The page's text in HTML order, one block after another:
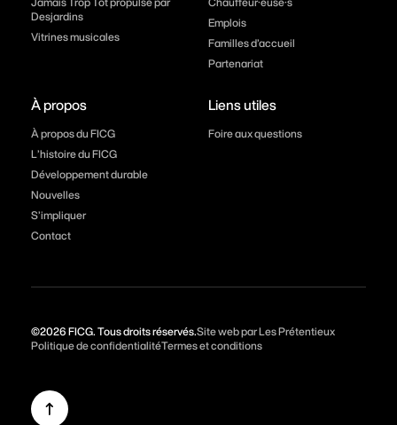
Desjardins
Vitrines musicales
Emplois
Familles d’accueil
Partenariat
À propos
À propos du FICG
L’histoire du FICG
Développement durable
Nouvelles
S’impliquer
Contact
Liens utiles
Foire aux questions
©2026 FICG. Tous droits réservés. Site web par Les Prétentieux
Politique de confidentialitéTermes et conditions